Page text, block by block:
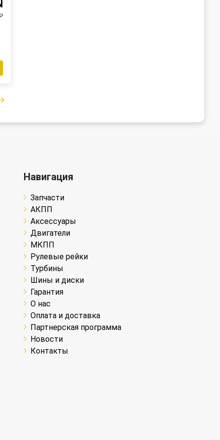
Навигация
Запчасти
АКПП
Аксессуары
Двигатели
МКПП
Рулевые рейки
Турбины
Шины и диски
Гарантия
О нас
Оплата и доставка
Партнерская программа
Новости
Контакты